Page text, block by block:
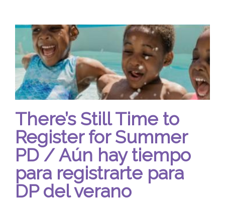
There’s Still Time to
Register for Summer
PD / Aún hay tiempo
para registrarte para
DP del verano